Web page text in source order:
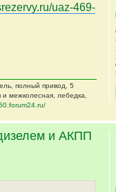
uaz-469-
полный привод, 5
межколесная, лебедка,
и АКПП